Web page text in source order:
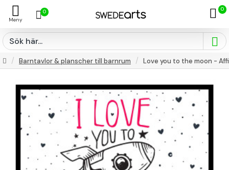
0 0
Barntavlor & planscher till barnrum Love you to the moon -